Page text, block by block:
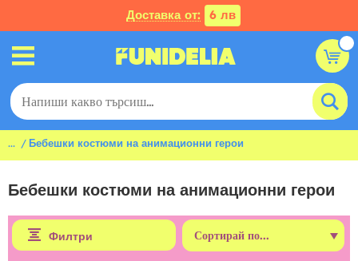
Доставка от: 6 лв
... Бебешки костюми на анимационни герои
Бебешки костюми на анимационни герои
Филтри